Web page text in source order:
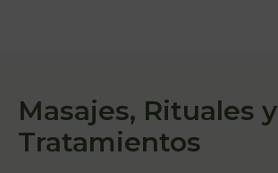
Masajes, Rituales y
Tratamientos